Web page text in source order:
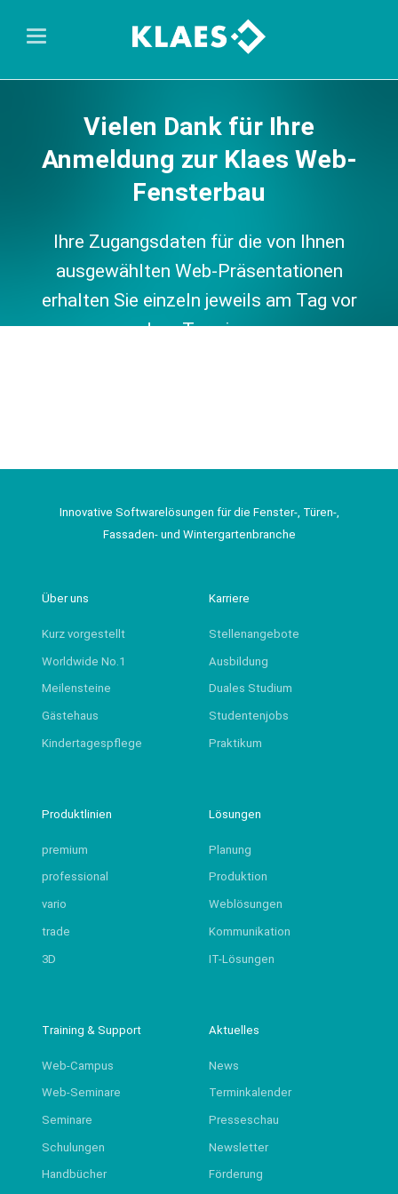
Vielen Dank für Ihre
Anmeldung zur Klaes Web-
Fensterbau
Ihre Zugangsdaten für die von Ihnen
ausgewählten Web-Präsentationen
erhalten Sie einzeln jeweils am Tag vor
dem Termin ...
Innovative Softwarelösungen für die Fenster-, Türen-,
Fassaden- und Wintergartenbranche
Über uns
Kurz vorgestellt
Worldwide No.1
Meilensteine
Gästehaus
Kindertagespflege
Karriere
Stellenangebote
Ausbildung
Duales Studium
Studentenjobs
Praktikum
Produktlinien
premium
professional
vario
trade
3D
Lösungen
Planung
Produktion
Weblösungen
Kommunikation
IT-Lösungen
Training & Support
Web-Campus
Web-Seminare
Seminare
Schulungen
Handbücher
Aktuelles
News
Terminkalender
Presseschau
Newsletter
Förderung